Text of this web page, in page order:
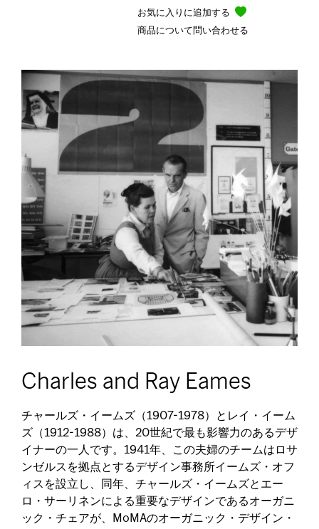
お気に入りに追加する
商品について問い合わせる
Charles and Ray Eames
チャールズ・イームズ（1907-1978）とレイ・イーム
ズ（1912-1988）は、20世紀で最も影響力のあるデザ
イナーの一人です。1941年、この夫婦のチームはロサ
ンゼルスを拠点とするデザイン事務所イームズ・オフ
ィスを設立し、同年、チャールズ・イームズとエー
ロ・サーリネンによる重要なデザインであるオーガニ
ック・チェアが、MoMAのオーガニック・デザイン・